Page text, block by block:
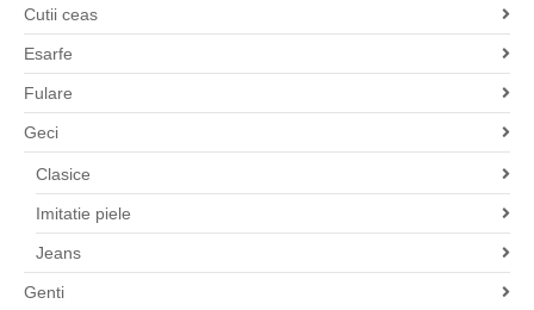
Cutii ceas
Esarfe
Fulare
Geci
Clasice
Imitatie piele
Jeans
Genti